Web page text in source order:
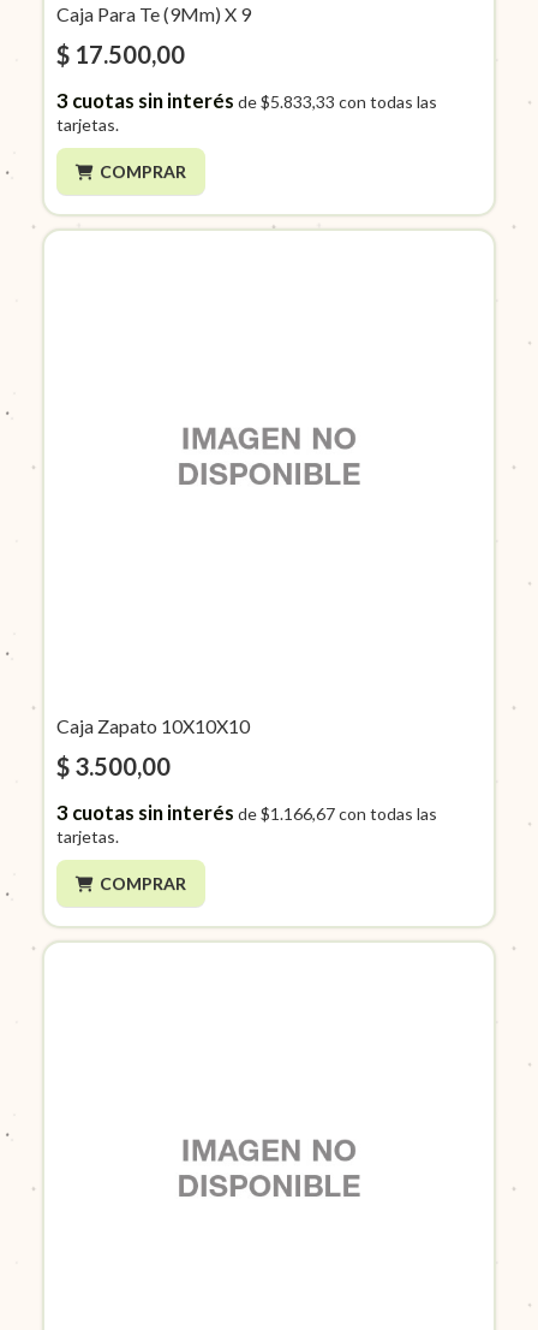
Caja Para Te (9Mm) X 9
$ 17.500,00
3cuotas sin interés de$5.833,33 con todas las
tarjetas.
COMPRAR
Caja Zapato 10X10X10
$ 3.500,00
3cuotas sin interés de$1.166,67con todas las
tarjetas.
COMPRAR